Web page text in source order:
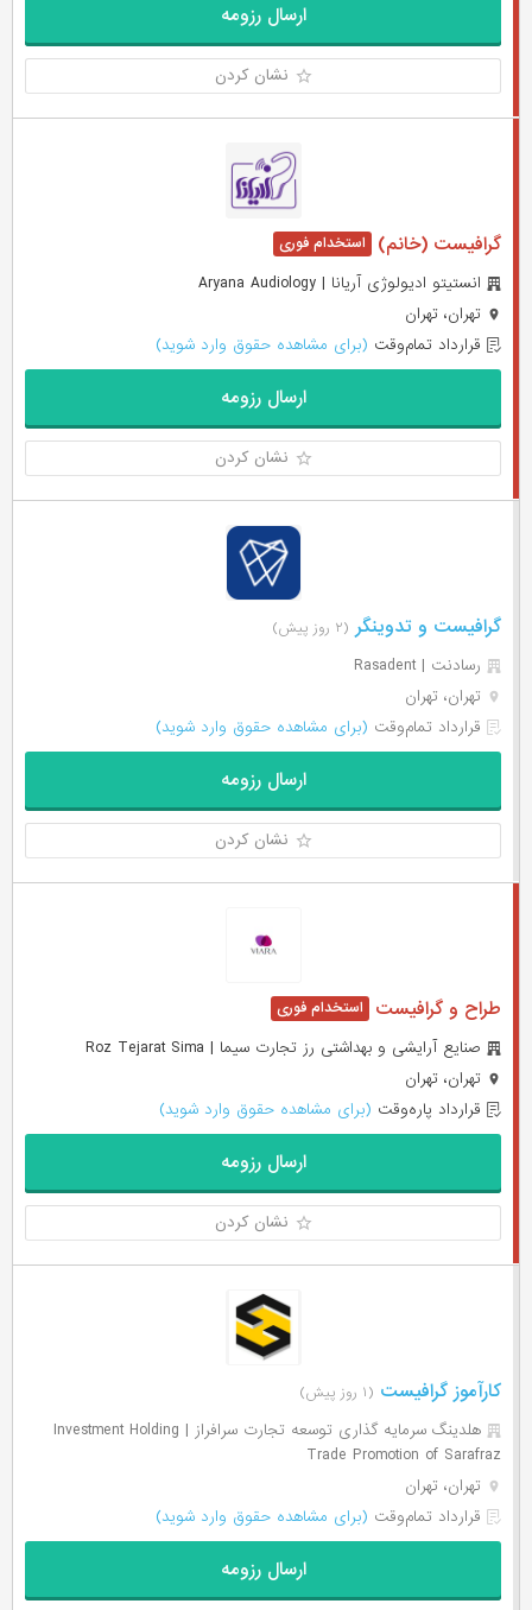
ارسال رزومه
نشان کردن
گرافیست (خانم)
انستیتو ادیولوژی آریانا | Aryana Audiology
تهران، تهران
قرارداد تمام‌وقت (برای مشاهده حقوق وارد شوید)
ارسال رزومه
نشان کردن
گرافیست و تدوینگر (۲ روز پیش)
رسادنت | Rasadent
تهران، تهران
قرارداد تمام‌وقت (برای مشاهده حقوق وارد شوید)
ارسال رزومه
نشان کردن
طراح و گرافیست
صنایع آرایشی و بهداشتی رز تجارت سیما | Roz Tejarat Sima
تهران، تهران
قرارداد پاره‌وقت (برای مشاهده حقوق وارد شوید)
ارسال رزومه
نشان کردن
کارآموز گرافیست (۱ روز پیش)
هلدینگ سرمایه گذاری توسعه تجارت سرافراز | Investment Holding
Trade Promotion of Sarafraz
تهران، تهران
قرارداد تمام‌وقت (برای مشاهده حقوق وارد شوید)
ارسال رزومه